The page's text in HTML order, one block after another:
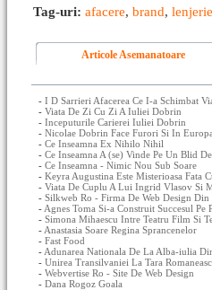
Tag-uri: afacere, brand, lenjerie
Articole Asemanatoare
- I D Sarrieri Afacerea Ce I-a Schimbat
- Viata De Zi Cu Zi A Iuliei Dobrin
- Inceputurile Carierei Iuliei Dobrin
- Nicolae Dobrin Face Furori Si In Europa
- Ce Inseamna Ex Nihilo Nihil
- Ce Inseamna A (se) Vinde Pe Un Blid
- Ce Inseamna - Nimic Nou Sub Soare
- Keyra Augustina Este Misterioasa Fata
- Viata De Cuplu A Lui Ingrid Vlasov Si
- Silkweb Ro - Firma De Web Design Din
- Agnes Toma Si-a Construit Succesul Pe
- Simona Mihaescu Intre Teatru Film Si
- Anastasia Soare Regina Sprancenelor
- Fast Food
- Adunarea Nationala De La Alba-iulia
- Unirea Transilvaniei La Tara
- Webvertise Ro - Site De Web Design
- Dana Rogoz Goala